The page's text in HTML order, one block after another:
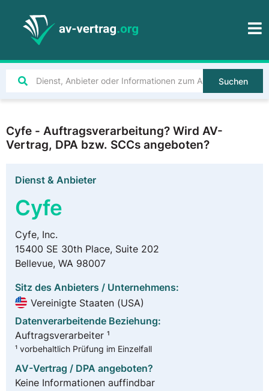
Suchen
Cyfe - Auftragsverarbeitung? Wird AV-
Vertrag, DPA bzw. SCCs angeboten?
Dienst & Anbieter
Cyfe
Cyfe, Inc.
15400 SE 30th Place, Suite 202
Bellevue, WA 98007
Sitz des Anbieters / Unternehmens:
Vereinigte Staaten (USA)
Datenverarbeitende Beziehung:
Auftragsverarbeiter ¹
¹ vorbehaltlich Prüfung im Einzelfall
AV-Vertrag / DPA angeboten?
Keine Informationen auffindbar